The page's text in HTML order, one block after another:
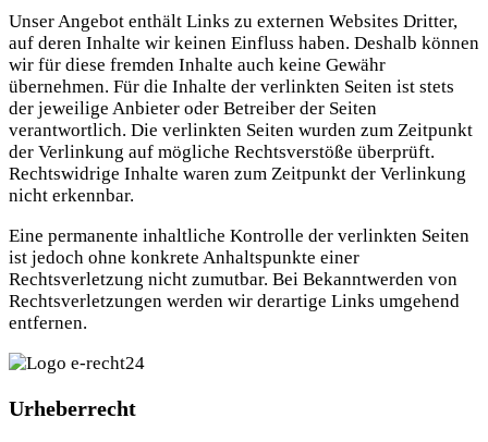
Unser Angebot enthält Links zu externen Websites Dritter,
auf deren Inhalte wir keinen Einfluss haben. Deshalb können
wir für diese fremden Inhalte auch keine Gewähr
übernehmen. Für die Inhalte der verlinkten Seiten ist stets
der jeweilige Anbieter oder Betreiber der Seiten
verantwortlich. Die verlinkten Seiten wurden zum Zeitpunkt
der Verlinkung auf mögliche Rechtsverstöße überprüft.
Rechtswidrige Inhalte waren zum Zeitpunkt der Verlinkung
nicht erkennbar.
Eine permanente inhaltliche Kontrolle der verlinkten Seiten
ist jedoch ohne konkrete Anhaltspunkte einer
Rechtsverletzung nicht zumutbar. Bei Bekanntwerden von
Rechtsverletzungen werden wir derartige Links umgehend
entfernen.
Urheberrecht